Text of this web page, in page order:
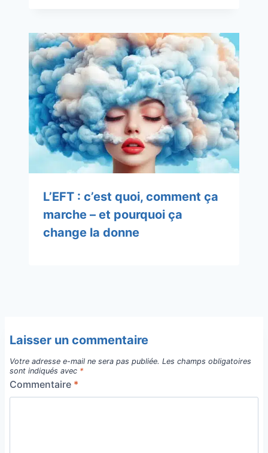
L’EFT : c’est quoi, comment ça
marche – et pourquoi ça
change la donne
Laisser un commentaire
Votre adresse e-mail ne sera pas publiée. Les champs obligatoires
sont indiqués avec *
Commentaire *